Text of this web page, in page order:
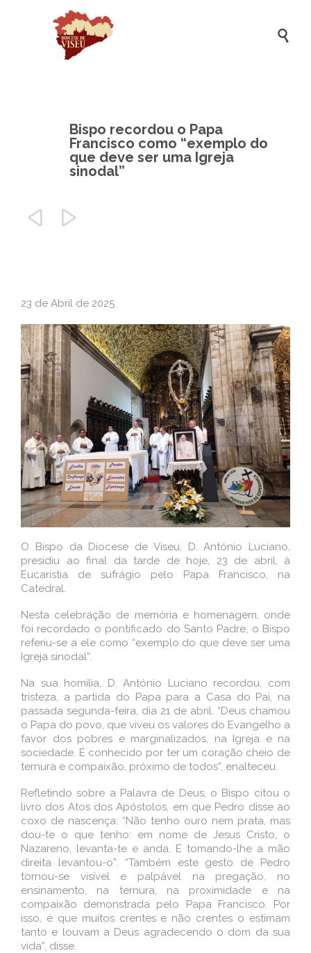

Bispo recordou o Papa
Francisco como “exemplo do
que deve ser uma Igreja
sinodal”
 
23 de Abril de 2025
O Bispo da Diocese de Viseu, D. António Luciano,
presidiu ao final da tarde de hoje, 23 de abril, à
Eucaristia de sufrágio pelo Papa Francisco, na
Catedral.
Nesta celebração de memória e homenagem, onde
foi recordado o pontificado do Santo Padre, o Bispo
referiu-se a ele como “exemplo do que deve ser uma
Igreja sinodal”.
Na sua homilia, D. António Luciano recordou, com
tristeza, a partida do Papa para a Casa do Pai, na
passada segunda-feira, dia 21 de abril. “Deus chamou
o Papa do povo, que viveu os valores do Evangelho a
favor dos pobres e marginalizados, na Igreja e na
sociedade. É conhecido por ter um coração cheio de
ternura e compaixão, próximo de todos”, enalteceu.
Refletindo sobre a Palavra de Deus, o Bispo citou o
livro dos Atos dos Apóstolos, em que Pedro disse ao
coxo de nascença: “Não tenho ouro nem prata, mas
dou-te o que tenho: em nome de Jesus Cristo, o
Nazareno, levanta-te e anda. E tomando-lhe a mão
direita levantou-o”. “Também este gesto de Pedro
tornou-se visível e palpável na pregação, no
ensinamento, na ternura, na proximidade e na
compaixão demonstrada pelo Papa Francisco. Por
isso, é que muitos crentes e não crentes o estimam
tanto e louvam a Deus agradecendo o dom da sua
vida”, disse.